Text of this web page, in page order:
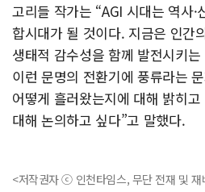
고리들 작가는 “AGI 시대는 역사·
합시대가 될 것이다. 지금은 인간
생태적 감수성을 함께 발전시키
이런 문명의 전환기에 풍류라는
어떻게 흘러왔는지에 대해 밝히
대해 논의하고 싶다”고 말했다.
<저작권자 ⓒ 인천타임스, 무단 전재 및 재